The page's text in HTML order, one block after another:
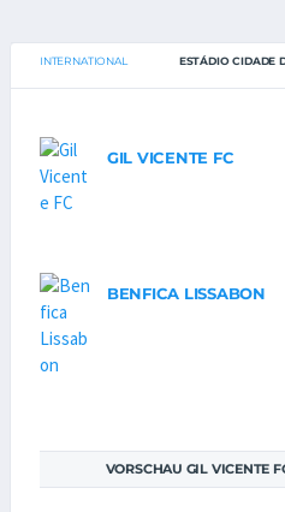
INTERNATIONAL ESTÁDIO CIDADE
GIL VICENTE FC
BENFICA LISSABON
VORSCHAU GIL VICENTE